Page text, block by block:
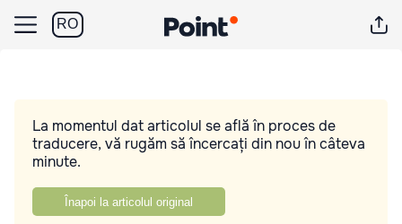
RO
La momentul dat articolul se află în proces de
traducere, vă rugăm să încercați din nou în câteva
minute.
Înapoi la articolul original